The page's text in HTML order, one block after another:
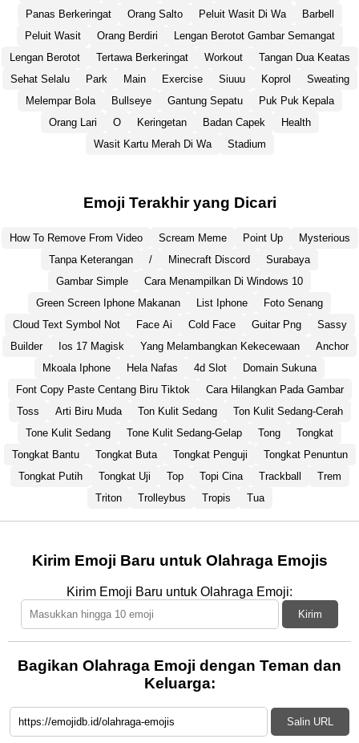
Panas Berkeringat
Orang Salto Peluit Wasit Di Wa
Barbell
Peluit Wasit
Orang Berdiri
Lengan Berotot Gambar Semangat
Lengan Berotot
Tertawa Berkeringat Workout
Tangan Dua Keatas
Sehat Selalu
Park Main Exercise Siuuu Koprol
Sweating
Melempar Bola
Bullseye Gantung Sepatu
Puk Puk Kepala
Orang Lari
O Keringetan Badan Capek
Health
Wasit Kartu Merah Di Wa
Stadium
Emoji Terakhir yang Dicari
How To Remove From Video Scream Meme Point Up
Mysterious
Tanpa Keterangan
/ Minecraft Discord
Surabaya
Gambar Simple
Cara Menampilkan Di Windows 10
Green Screen Iphone Makanan
List Iphone
Foto Senang
Cloud Text Symbol Not
Face Ai Cold Face Guitar Png
Sassy
Builder
Ios 17 Magisk Yang Melambangkan Kekecewaan
Anchor
Mkoala Iphone
Hela Nafas 4d Slot
Domain Sukuna
Font Copy Paste Centang Biru Tiktok
Cara Hilangkan Pada Gambar
Toss
Arti Biru Muda Ton Kulit Sedang
Ton Kulit Sedang-Cerah
Tone Kulit Sedang
Tone Kulit Sedang-Gelap Tong
Tongkat
Tongkat Bantu
Tongkat Buta Tongkat Penguji
Tongkat Penuntun
Tongkat Putih
Tongkat Uji Top Topi Cina Trackball
Trem
Triton
Trolleybus Tropis Tua
Kirim Emoji Baru untuk Olahraga Emojis
Kirim Emoji Baru untuk Olahraga Emoji:
Kirim
Bagikan Olahraga Emoji dengan Teman dan
Keluarga:
Salin URL